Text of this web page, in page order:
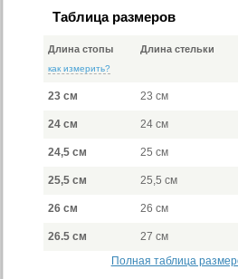
Таблица размеров
Длина стопы
как измерить?
Длина стельки
23 см 23 см
24 см 24 см
24,5 см 25 см
25,5 см 25,5 см
26 см 26 см
26.5 см 27 см
Полная таблица